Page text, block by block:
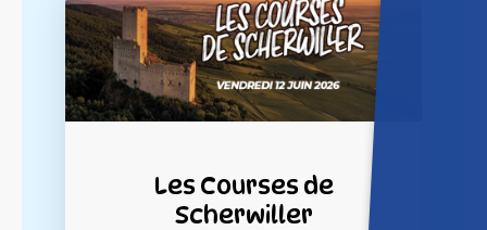
Les Courses de
Scherwiller